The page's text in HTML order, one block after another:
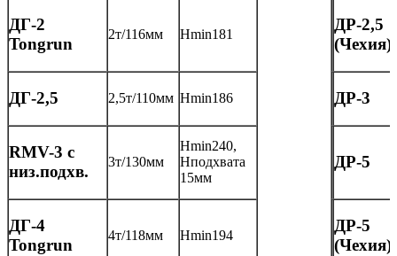
ДГ-2
Tongrun
2т/116мм Нmin181
ДР-2,5
(Чехия)
ДГ-2,5 2,5т/110мм Нmin186 ДР-3
RMV-3 с
низ.подхв.
3т/130мм
Нmin240,
Нподхвата
15мм
ДР-5
ДГ-4
Tongrun
4т/118мм Нmin194
ДР-5
(Чехия)